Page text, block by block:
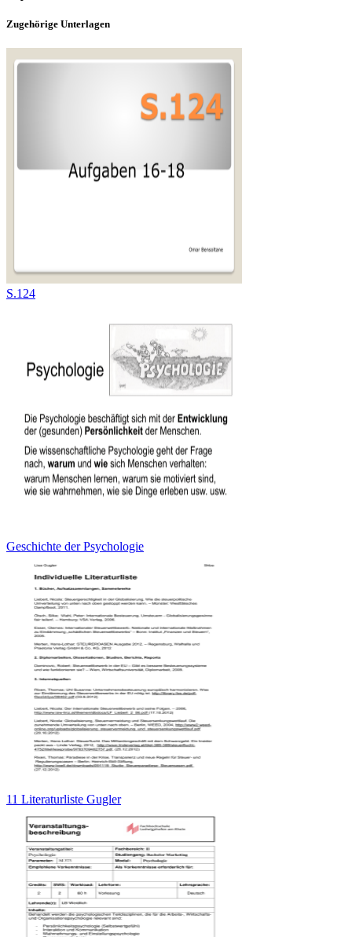
Zugehörige Unterlagen
S.124
Geschichte der Psychologie
11 Literaturliste Gugler